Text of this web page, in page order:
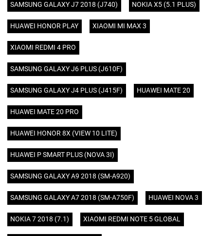
SAMSUNG GALAXY J7 2018 (J740) NOKIA X5 (5.1 PLUS)
HUAWEI HONOR PLAY XIAOMI MI MAX 3
XIAOMI REDMI 4 PRO
SAMSUNG GALAXY J6 PLUS (J610F)
SAMSUNG GALAXY J4 PLUS (J415F) HUAWEI MATE 20
HUAWEI MATE 20 PRO
HUAWEI HONOR 8X (VIEW 10 LITE)
HUAWEI P SMART PLUS (NOVA 3I)
SAMSUNG GALAXY A9 2018 (SM-A920)
SAMSUNG GALAXY A7 2018 (SM-A750F) HUAWEI NOVA 3
NOKIA 7 2018 (7.1) XIAOMI REDMI NOTE 5 GLOBAL